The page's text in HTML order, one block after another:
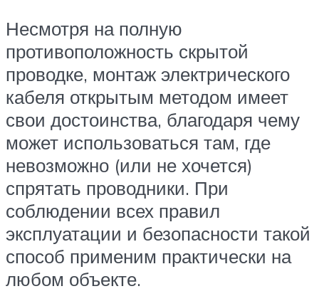
Несмотря на полную
противоположность скрытой
проводке, монтаж электрического
кабеля открытым методом имеет
свои достоинства, благодаря чему
может использоваться там, где
невозможно (или не хочется)
спрятать проводники. При
соблюдении всех правил
эксплуатации и безопасности такой
способ применим практически на
любом объекте.